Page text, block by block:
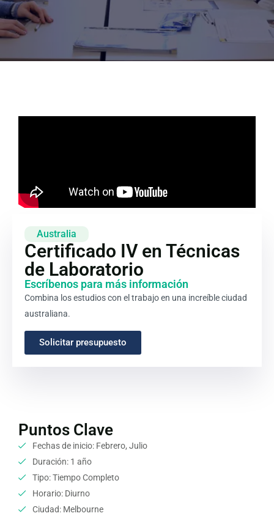
Australia
Certificado IV en Técnicas
de Laboratorio
Escríbenos para más información
Combina los estudios con el trabajo en una increíble ciudad
australiana.
Solicitar presupuesto
Puntos Clave
Fechas de inicio: Febrero, Julio
Duración: 1 año
Tipo: Tiempo Completo
Horario: Diurno
Ciudad: Melbourne